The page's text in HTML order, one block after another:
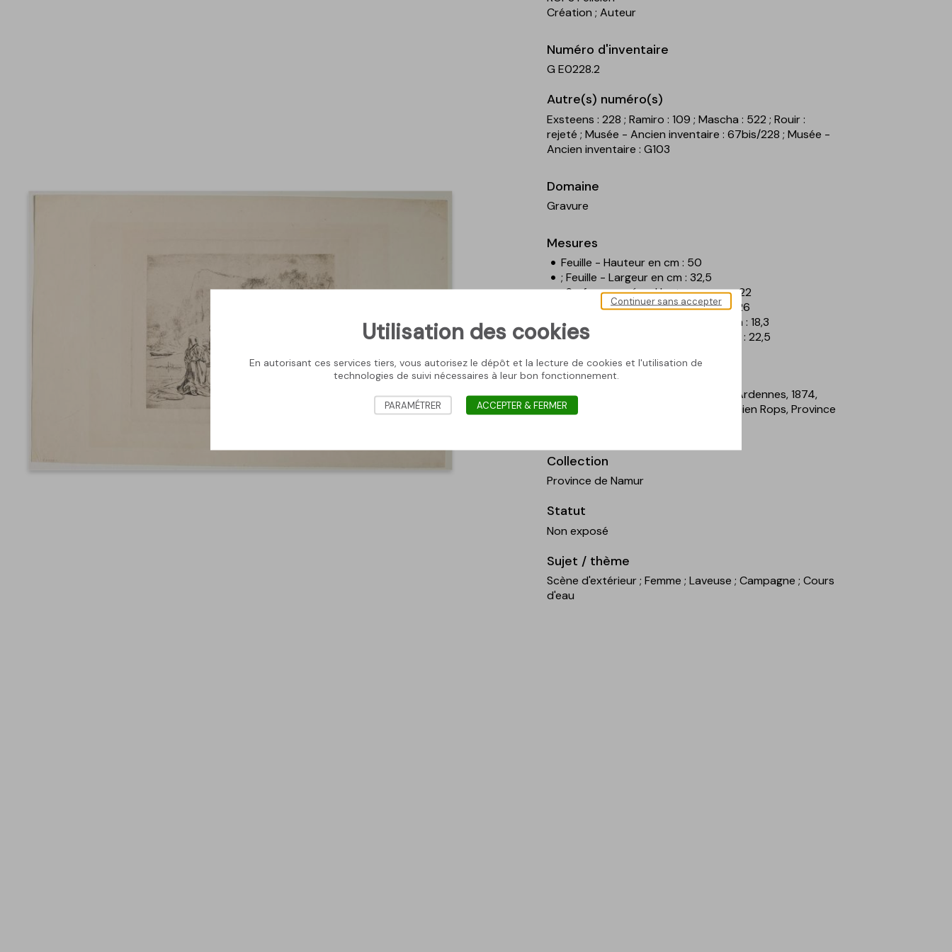
Création ; Auteur
Numéro d'inventaire
G E0228.2
Autre(s) numéro(s)
Exsteens : 228 ; Ramiro : 109 ; Mascha : 522 ; Rouir :
rejeté ; Musée - Ancien inventaire : 67bis/228 ; Musée -
Ancien inventaire : G103
Domaine
Gravure
Mesures
Feuille - Hauteur en cm : 50
; Feuille - Largeur en cm : 32,5
; Surface gravée - Hauteur en cm : 22
; Surface gravée - Largeur en cm : 26
; Surface couverte - Hauteur en cm : 18,3
; Surface couverte - Largeur en cm : 22,5
Légende
Félicien Rops, La Buée d'automne en Ardennes, 1874,
vernis mou, 18,3 x 22,5 cm. Musée Félicien Rops, Province
Collection
Province de Namur
Statut
Non exposé
Sujet / thème
Scène d'extérieur; Femme ; Laveuse ; Campagne ; Cours
d'eau
Utilisation des cookies
En autorisant ces services tiers, vous autorisez le dépôt et la lecture de cookies et l'utilisation de
technologies de suivi nécessaires à leur bon fonctionnement.
Continuer sans accepter
PARAMÉTRER ACCEPTER & FERMER